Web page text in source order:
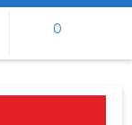
0